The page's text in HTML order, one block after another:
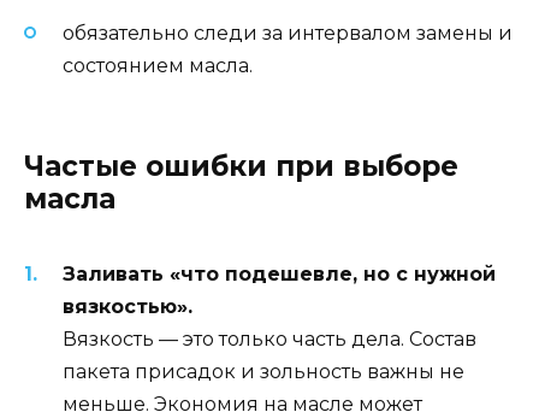
обязательно следи за интервалом замены и
состоянием масла.
Частые ошибки при выборе
масла
Заливать «что подешевле, но с нужной
вязкостью».
Вязкость — это только часть дела. Состав
пакета присадок и зольность важны не
меньше. Экономия на масле может